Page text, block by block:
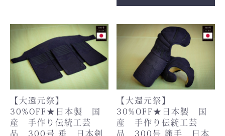
【大還元祭】
30%OFF★日本製 国
産 手作り伝統工芸
品 300号 垂 日本剣
【大還元祭】
30%OFF★日本製 国
産 手作り伝統工芸
品 300号 籠手 日本